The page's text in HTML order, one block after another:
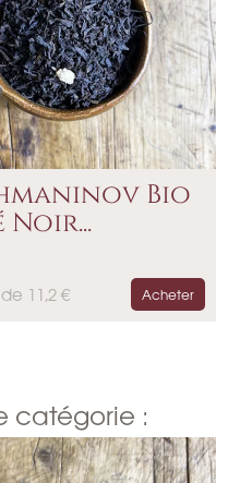
Bio
Noir...
11,2 € Acheter
catégorie :